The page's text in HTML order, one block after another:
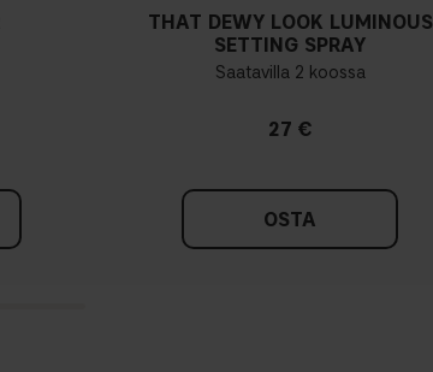
THAT DEWY LOOK LUMINOUS
SETTING SPRAY
Saatavilla 2 koossa
27 €
OSTA